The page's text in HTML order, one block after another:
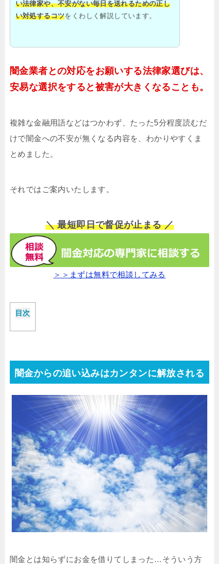
い法律家や、不安がない毎日を送れるための正し
い対処するコツをくわしく解説しています。
闇金業者との対応をお願いする法律家選びは、
安易な選択をすると被害が大きくなることも。
複雑な金融用語などはつかわず、たった5分程度読むだ
けで闇金への不安が無くなる内容を、わかりやすくま
とめました。
それではご案内いたします。
＼ 最短即日で督促が止まる ／
＞＞まずは無料で相談してみる
目次
闇金からの追い込みはカンタンに解放される
闇金とは知らずにお金を借りてしまった…そういう方